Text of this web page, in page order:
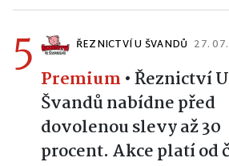
5 ŘEZNICTVÍ U ŠVANDŮ 27.
Premium •Řeznictví U
Švandů nabídne před
dovolenou slevy až 30
procent. Akce platí od